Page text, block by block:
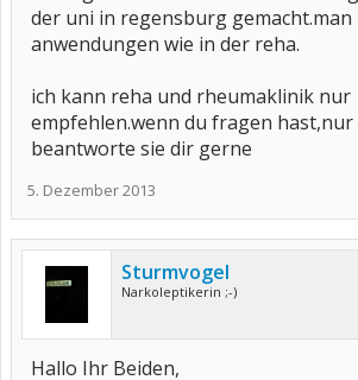
der uni in regensburg gemacht.man
anwendungen wie in der reha.
ich kann reha und rheumaklinik nur
empfehlen.wenn du fragen hast,nur
beantworte sie dir gerne
5. Dezember 2013
Sturmvogel
Narkoleptikerin ;-)
Hallo Ihr Beiden,